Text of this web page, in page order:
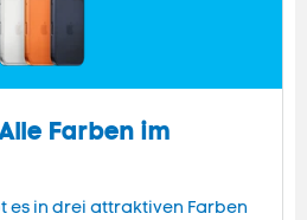
Farben im
es in drei attraktiven Farben